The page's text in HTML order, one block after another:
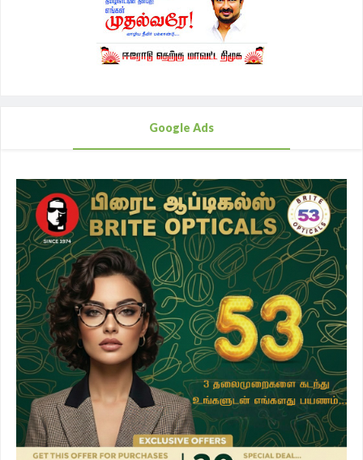
Google Ads